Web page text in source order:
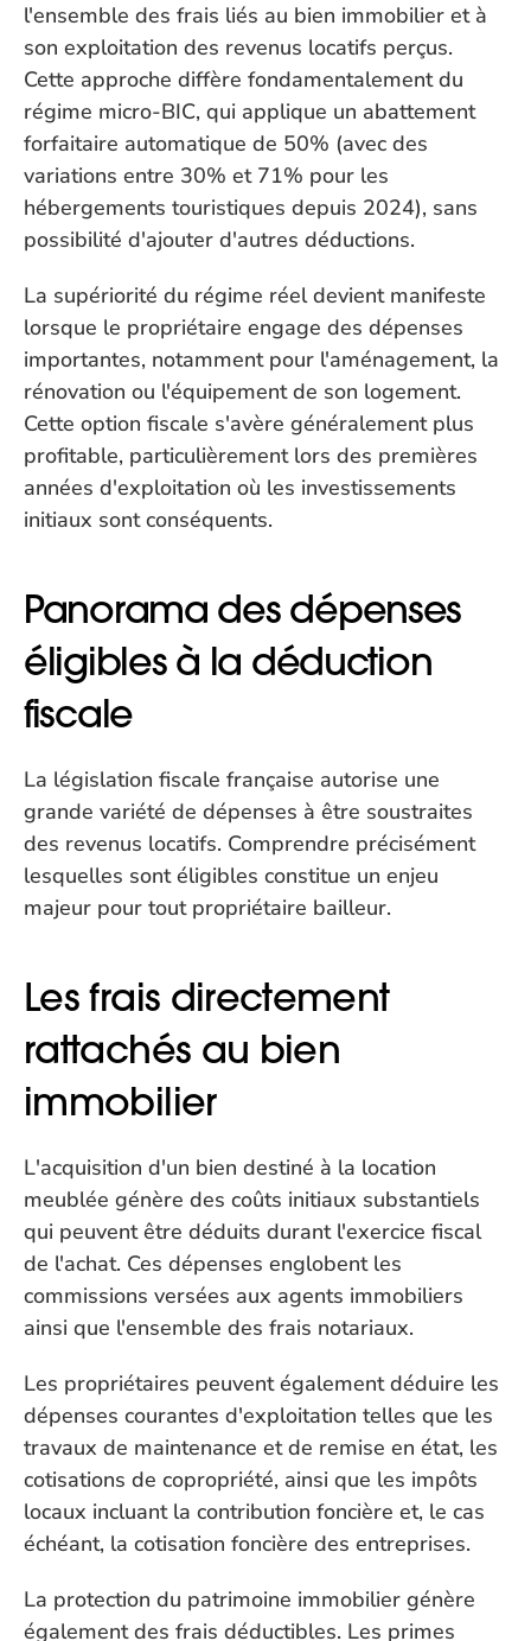
l'ensemble des frais liés au bien immobilier et à
son exploitation des revenus locatifs perçus.
Cette approche diffère fondamentalement du
régime micro-BIC, qui applique un abattement
forfaitaire automatique de 50% (avec des
variations entre 30% et 71% pour les
hébergements touristiques depuis 2024), sans
possibilité d'ajouter d'autres déductions.
La supériorité du régime réel devient manifeste
lorsque le propriétaire engage des dépenses
importantes, notamment pour l'aménagement, la
rénovation ou l'équipement de son logement.
Cette option fiscale s'avère généralement plus
profitable, particulièrement lors des premières
années d'exploitation où les investissements
initiaux sont conséquents.
Panorama des dépenses
éligibles à la déduction
fiscale
La législation fiscale française autorise une
grande variété de dépenses à être soustraites
des revenus locatifs. Comprendre précisément
lesquelles sont éligibles constitue un enjeu
majeur pour tout propriétaire bailleur.
Les frais directement
rattachés au bien
immobilier
L'acquisition d'un bien destiné à la location
meublée génère des coûts initiaux substantiels
qui peuvent être déduits durant l'exercice fiscal
de l'achat. Ces dépenses englobent les
commissions versées aux agents immobiliers
ainsi que l'ensemble des frais notariaux.
Les propriétaires peuvent également déduire les
dépenses courantes d'exploitation telles que les
travaux de maintenance et de remise en état, les
cotisations de copropriété, ainsi que les impôts
locaux incluant la contribution foncière et, le cas
échéant, la cotisation foncière des entreprises.
La protection du patrimoine immobilier génère
également des frais déductibles. Les primes